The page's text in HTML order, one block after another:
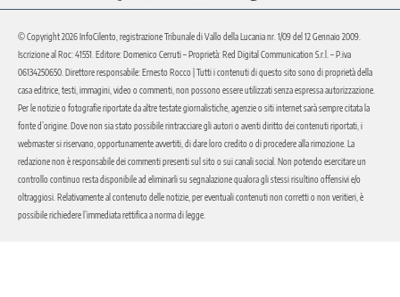
© Copyright 2026 InfoCilento, registrazione Tribunale di Vallo della Lucania nr. 1/09 del 12 Gennaio 2009.
Iscrizione al Roc: 41551. Editore: Domenico Cerruti – Proprietà: Red Digital Communication S.r.l. – P.iva
06134250650. Direttore responsabile: Ernesto Rocco | Tutti i contenuti di questo sito sono di proprietà della
casa editrice, testi, immagini, video o commenti, non possono essere utilizzati senza espressa autorizzazione.
Per le notizie o fotografie riportate da altre testate giornalistiche, agenzie o siti internet sarà sempre citata la
fonte d’origine. Dove non sia stato possibile rintracciare gli autori o aventi diritto dei contenuti riportati, i
webmaster si riservano, opportunamente avvertiti, di dare loro credito o di procedere alla rimozione. La
redazione non è responsabile dei commenti presenti sul sito o sui canali social. Non potendo esercitare un
controllo continuo resta disponibile ad eliminarli su segnalazione qualora gli stessi risultino offensivi e/o
oltraggiosi. Relativamente al contenuto delle notizie, per eventuali contenuti non corretti o non veritieri, è
possibile richiedere l’immediata rettifica a norma di legge.